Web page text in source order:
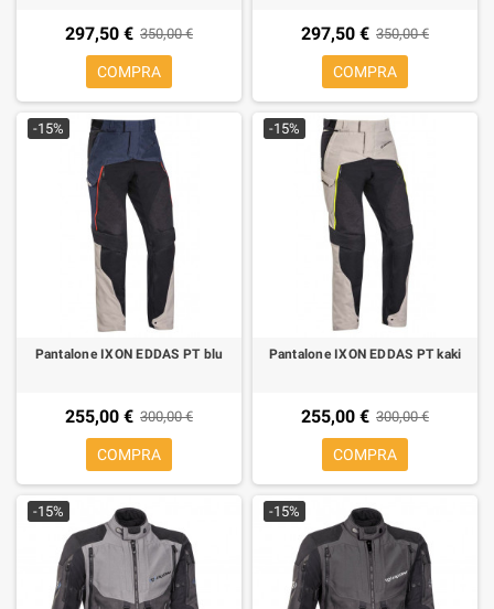
297,50 € 350,00 €
COMPRA
297,50 € 350,00 €
COMPRA
-15%
Pantalone IXON EDDAS PT blu
255,00 € 300,00 €
COMPRA
-15%
Pantalone IXON EDDAS PT kaki
255,00 € 300,00 €
COMPRA
-15% -15%